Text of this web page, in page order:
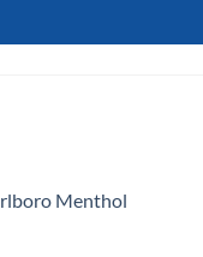
Menthol